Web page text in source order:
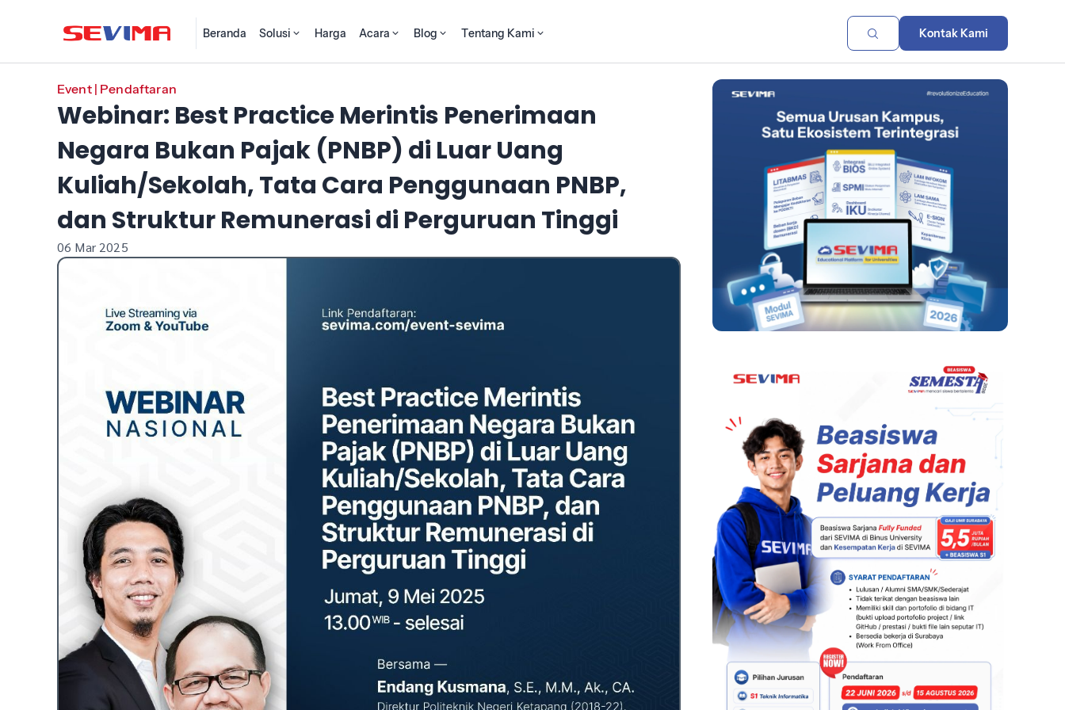
Beranda Solusi Harga Acara Blog Tentang Kami Kontak Kami
Event| Pendaftaran
Webinar: Best Practice Merintis Penerimaan
Negara Bukan Pajak (PNBP) di Luar Uang
Kuliah/Sekolah, Tata Cara Penggunaan PNBP,
dan Struktur Remunerasi di Perguruan Tinggi
06 Mar 2025